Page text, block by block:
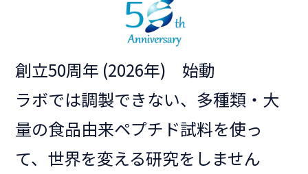
創立50周年 (2026年) 始動
ラボでは調製できない、多種類・大
量の食品由来ペプチド試料を使っ
て、世界を変える研究をしません